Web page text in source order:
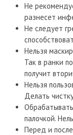
Не
разнесет
Не следует
Нельзя
Так в ранки
получит
Нельзя
Делать
палочкой.
Перед и